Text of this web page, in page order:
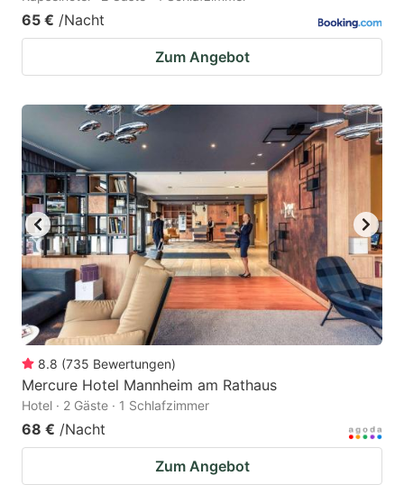
65 € /Nacht
Zum Angebot
8.8 (735 Bewertungen)
Mercure Hotel Mannheim am Rathaus
Hotel · 2 Gäste · 1 Schlafzimmer
68 € /Nacht
Zum Angebot